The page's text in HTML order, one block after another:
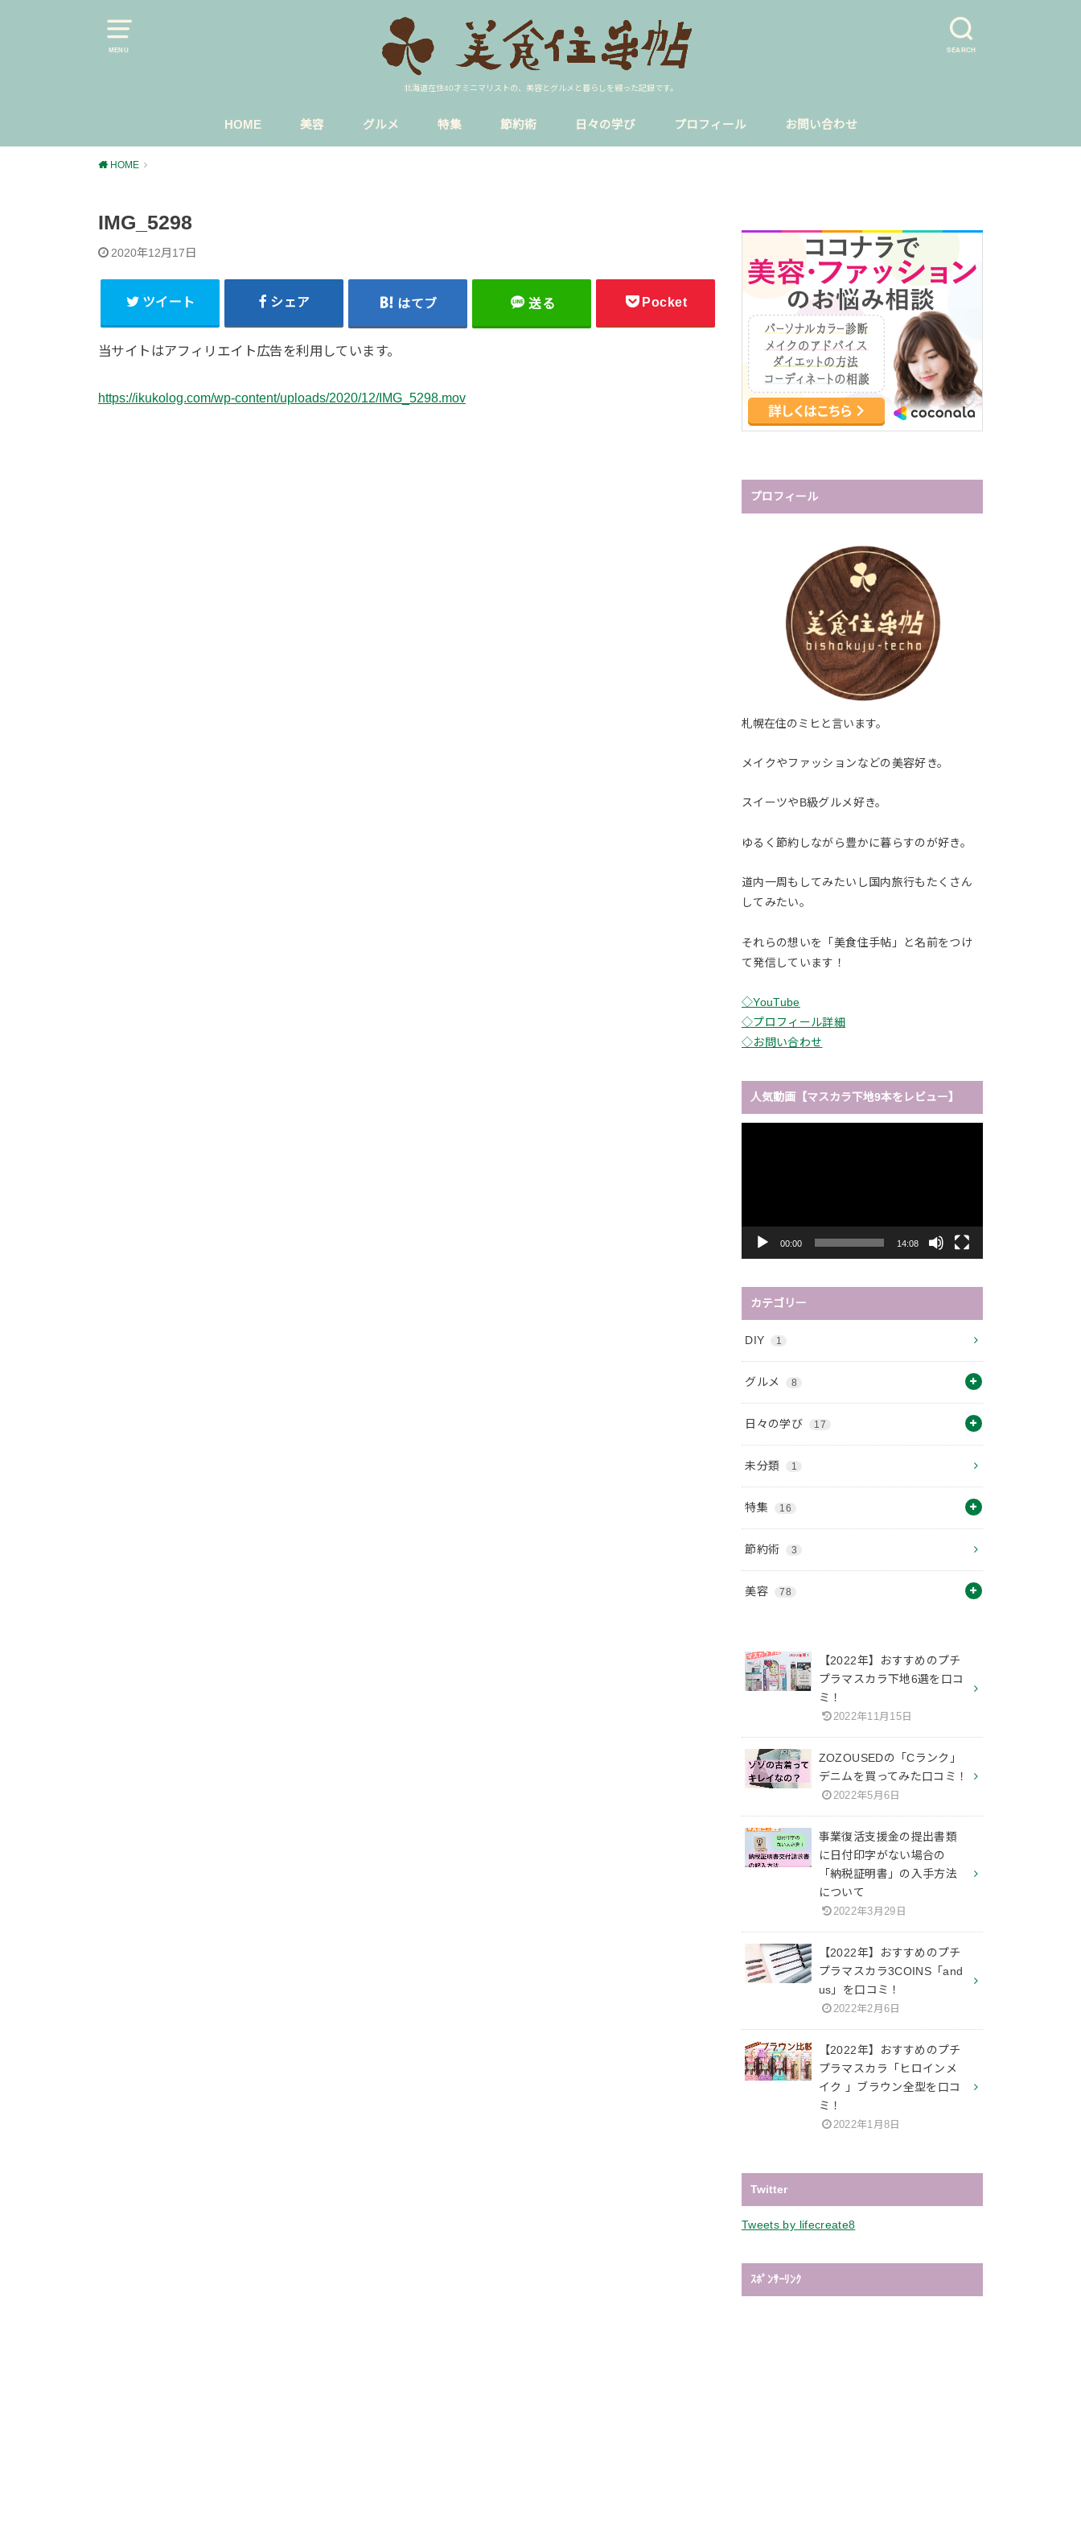
MENU SEARCH
北海道在住40才ミニマリストの、美容とグルメと暮らしを綴った記録です。
HOME 美容 グルメ 特集 節約術 日々の学び プロフィール お問い合わせ
HOME
IMG_5298
2020年12月17日
ツイート シェア はてブ 送る Pocket
当サイトはアフィリエイト広告を利用しています。
https://ikukolog.com/wp-content/uploads/2020/12/IMG_5298.mov
プロフィール
札幌在住のミヒと言います。
メイクやファッションなどの美容好き。
スイーツやB級グルメ好き。
ゆるく節約しながら豊かに暮らすのが好き。
道内一周もしてみたいし国内旅行もたくさん
してみたい。
それらの想いを「美食住手帖」と名前をつけ
て発信しています！
◇YouTube
◇プロフィール詳細
◇お問い合わせ
人気動画【マスカラ下地9本をレビュー】
00:00 14:08
カテゴリー
DIY 1
グルメ 8
日々の学び 17
未分類 1
特集 16
節約術 3
美容 78
【2022年】おすすめのプチ
プラマスカラ下地6選を口コ
ミ！
2022年11月15日
ZOZOUSEDの「Cランク」
デニムを買ってみた口コミ！
2022年5月6日
事業復活支援金の提出書類
に日付印字がない場合の
「納税証明書」の入手方法
について
2022年3月29日
【2022年】おすすめのプチ
プラマスカラ3COINS「and
us」を口コミ！
2022年2月6日
【2022年】おすすめのプチ
プラマスカラ「ヒロインメ
イク 」ブラウン全型を口コ
ミ！
2022年1月8日
Twitter
Tweets by lifecreate8
ｽﾎﾟﾝｻｰﾘﾝｸ